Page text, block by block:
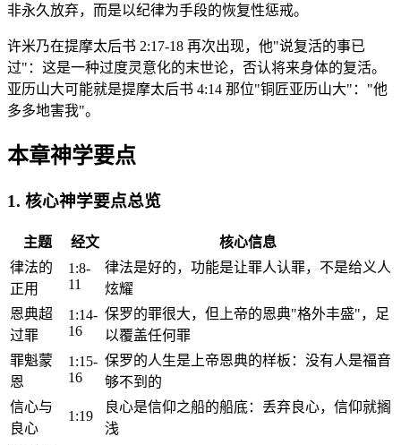
非永久放弃，而是以纪律为手段的恢复性惩戒。
许米乃在提摩太后书 2:17-18 再次出现，他"说复活的事已
过"：这是一种过度灵意化的末世论，否认将来身体的复活。
亚历山大可能就是提摩太后书 4:14 那位"铜匠亚历山大"："他
多多地害我"。
本章神学要点
1. 核心神学要点总览
主题 经文
核心信息
律法的
正用
1:8-
11
律法是好的，功能是让罪人认罪，不是给义人
炫耀
恩典超
过罪
1:14-
16
保罗的罪很大，但上帝的恩典"格外丰盛"，足
以覆盖任何罪
罪魁蒙
恩
1:15-
16
保罗的人生是上帝恩典的样板：没有人是福音
够不到的
信心与
良心
1:19
良心是信仰之船的船底：丢弃良心，信仰就搁
浅